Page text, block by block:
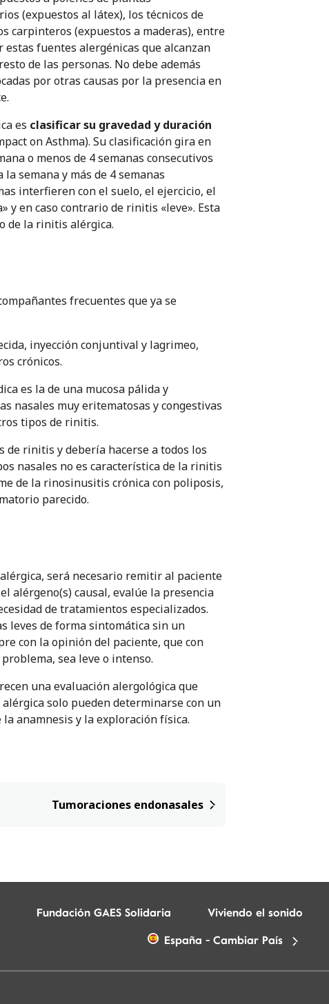
(expuestos al látex), los técnicos de
carpinteros (expuestos a maderas), entre
fuentes alergénicas que alcanzan
de las personas. No debe además
por otras causas por la presencia en
es clasificar su gravedad y duración
on Asthma). Su clasificación gira en
o menos de 4 semanas consecutivos
semana y más de 4 semanas
interfieren con el suelo, el ejercicio, el
y en caso contrario de rinitis «leve». Esta
de la rinitis alérgica.
frecuentes que ya se
inyección conjuntival y lagrimeo,
crónicos.
es la de una mucosa pálida y
nasales muy eritematosas y congestivas
tipos de rinitis.
de rinitis y debería hacerse a todos los
nasales no es característica de la rinitis
de la rinosinusitis crónica con poliposis,
parecido.
será necesario remitir al paciente
alérgeno(s) causal, evalúe la presencia
de tratamientos especializados.
leves de forma sintomática sin un
con la opinión del paciente, que con
sea leve o intenso.
una evaluación alergológica que
solo pueden determinarse con un
anamnesis y la exploración física.
Tumoraciones endonasales
Fundación GAES Solidaria
Viviendo el sonido
España - Cambiar País